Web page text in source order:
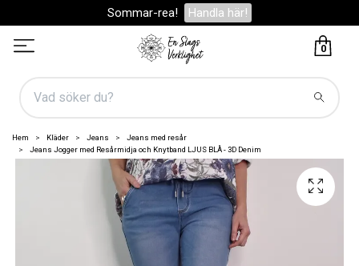
Sommar-rea! Handla här!
0
Hem Kläder Jeans
Jeans med resår
Jeans Jogger med Resårmidja och Knytband LJUS BLÅ - 3D Denim